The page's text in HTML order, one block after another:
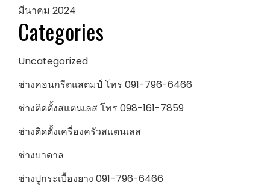
มีนาคม 2024
Categories
Uncategorized
ช่างคอนกรีตแสตมป์ โทร 091-796-6466
ช่างติดตั้งสแตนเลส โทร 098-161-7859
ช่างติดตั้งเครื่องครัวสแตนเลส
ช่างบาดาล
ช่างปูกระเบื้องยาง 091-796-6466